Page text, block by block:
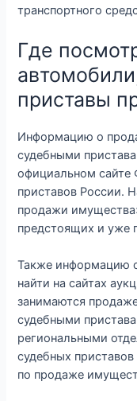
транспортного
Где
приставы
Информацию о
судебными
официальном сайте
приставов России.
продажи
предстоящих и уже
Также информацию
найти на сайтах
занимаются
судебными
региональными
судебных
по продаже